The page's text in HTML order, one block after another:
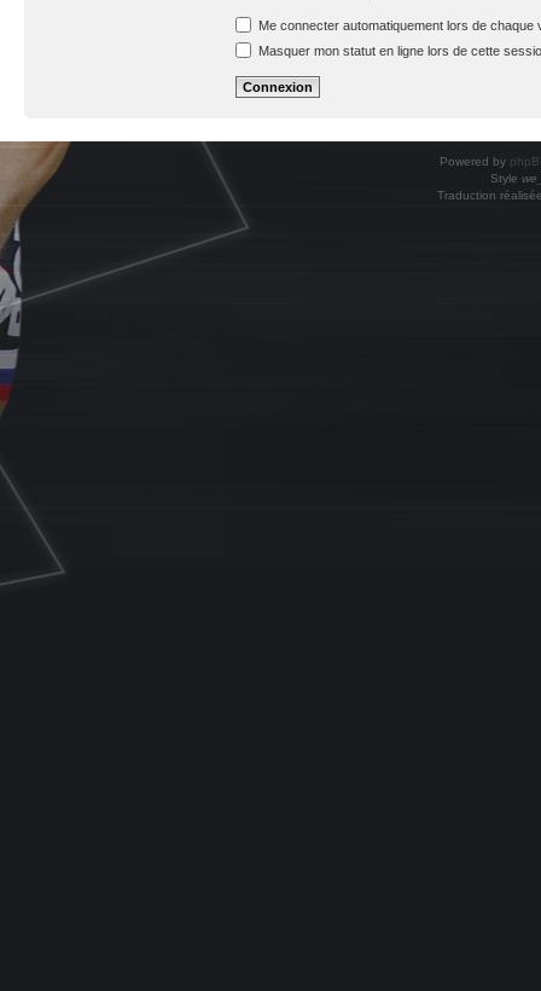
Me connecter automatiquement lors de chaque
Masquer mon statut en ligne lors de cette
Powered by
Style
Traduction